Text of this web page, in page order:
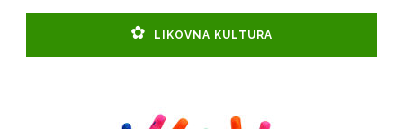
LIKOVNA KULTURA